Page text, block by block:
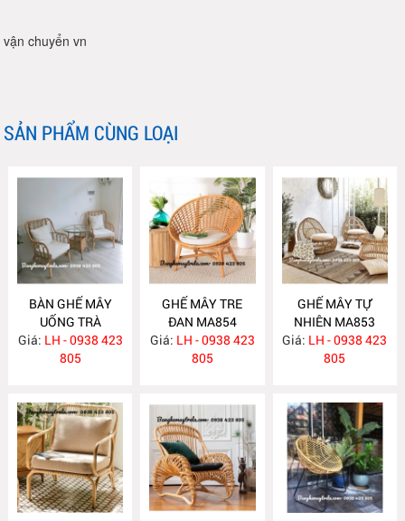
vận chuyển vn
SẢN PHẨM CÙNG LOẠI
BÀN GHẾ MÂY
UỐNG TRÀ
PHÒNG NGỦ
MA855
Giá: LH - 0938 423
805
GHẾ MÂY TRE
ĐAN MA854
Giá: LH - 0938 423
805
GHẾ MÂY TỰ
NHIÊN MA853
Giá: LH - 0938 423
805